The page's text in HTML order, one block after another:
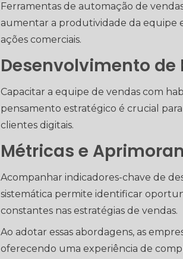
Ferramentas de automação de
aumentar a produtividade da equipe
ações comerciais.
Desenvolvimento de
Capacitar a equipe de vendas com
pensamento estratégico é crucial
clientes digitais.
Métricas e
Acompanhar indicadores-chave de
sistemática permite identificar
constantes nas estratégias de vendas.
Ao adotar essas abordagens, as
oferecendo uma experiência de